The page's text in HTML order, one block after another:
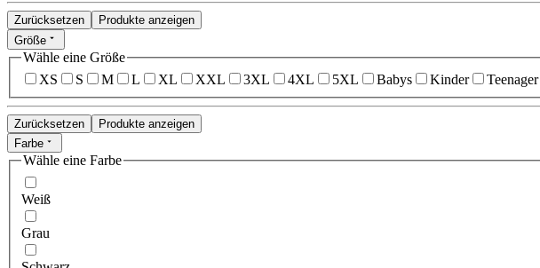
Zurücksetzen
Produkte anzeigen
Größe
Wähle eine Größe
XS
S M L XL XXL 3XL 4XL 5XL Babys Kinder Teenager
Zurücksetzen
Produkte anzeigen
Farbe
Wähle eine Farbe
Weiß
Grau